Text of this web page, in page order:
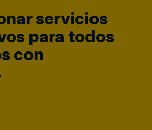
servicios
para todos
con